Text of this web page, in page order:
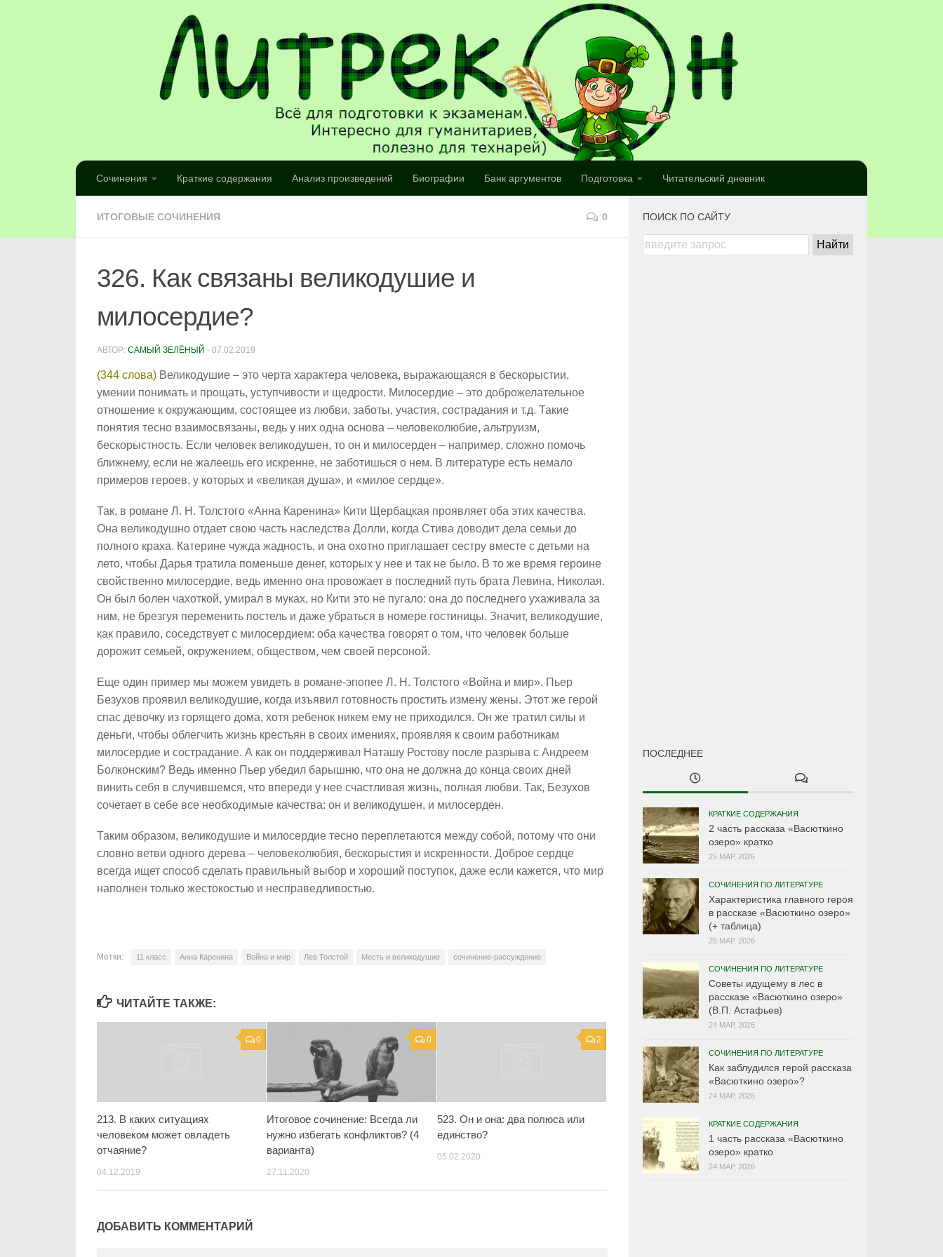
Сочинения Краткие содержания Анализ произведений Биографии Банк аргументов Подготовка Читательский дневник
ИТОГОВЫЕ СОЧИНЕНИЯ 0
326. Как связаны великодушие и
милосердие?
АВТОР: САМЫЙ ЗЕЛЁНЫЙ · 07.02.2019
(344 слова) Великодушие – это черта характера человека, выражающаяся в бескорыстии,
умении понимать и прощать, уступчивости и щедрости. Милосердие – это доброжелательное
отношение к окружающим, состоящее из любви, заботы, участия, сострадания и т.д. Такие
понятия тесно взаимосвязаны, ведь у них одна основа – человеколюбие, альтруизм,
бескорыстность. Если человек великодушен, то он и милосерден – например, сложно помочь
ближнему, если не жалеешь его искренне, не заботишься о нем. В литературе есть немало
примеров героев, у которых и «великая душа», и «милое сердце».
Так, в романе Л. Н. Толстого «Анна Каренина» Кити Щербацкая проявляет оба этих качества.
Она великодушно отдает свою часть наследства Долли, когда Стива доводит дела семьи до
полного краха. Катерине чужда жадность, и она охотно приглашает сестру вместе с детьми на
лето, чтобы Дарья тратила поменьше денег, которых у нее и так не было. В то же время героине
свойственно милосердие, ведь именно она провожает в последний путь брата Левина, Николая.
Он был болен чахоткой, умирал в муках, но Кити это не пугало: она до последнего ухаживала за
ним, не брезгуя переменить постель и даже убраться в номере гостиницы. Значит, великодушие,
как правило, соседствует с милосердием: оба качества говорят о том, что человек больше
дорожит семьей, окружением, обществом, чем своей персоной.
Еще один пример мы можем увидеть в романе-эпопее Л. Н. Толстого «Война и мир». Пьер
Безухов проявил великодушие, когда изъявил готовность простить измену жены. Этот же герой
спас девочку из горящего дома, хотя ребенок никем ему не приходился. Он же тратил силы и
деньги, чтобы облегчить жизнь крестьян в своих имениях, проявляя к своим работникам
милосердие и сострадание. А как он поддерживал Наташу Ростову после разрыва с Андреем
Болконским? Ведь именно Пьер убедил барышню, что она не должна до конца своих дней
винить себя в случившемся, что впереди у нее счастливая жизнь, полная любви. Так, Безухов
сочетает в себе все необходимые качества: он и великодушен, и милосерден.
Таким образом, великодушие и милосердие тесно переплетаются между собой, потому что они
словно ветви одного дерева – человеколюбия, бескорыстия и искренности. Доброе сердце
всегда ищет способ сделать правильный выбор и хороший поступок, даже если кажется, что мир
наполнен только жестокостью и несправедливостью.
Метки: 11 класс Анна Каренина Война и мир Лев Толстой Месть и великодушие сочинение-рассуждение
ЧИТАЙТЕ ТАКЖЕ:
0
213. В каких ситуациях
человеком может овладеть
отчаяние?
04.12.2019
0
Итоговое сочинение: Всегда ли
нужно избегать конфликтов? (4
варианта)
27.11.2020
2
523. Он и она: два полюса или
единство?
05.02.2020
ДОБАВИТЬ КОММЕНТАРИЙ
ПОИСК ПО САЙТУ
ПОСЛЕДНЕЕ
КРАТКИЕ СОДЕРЖАНИЯ
2 часть рассказа «Васюткино
озеро» кратко
25 МАР, 2026
СОЧИНЕНИЯ ПО ЛИТЕРАТУРЕ
Характеристика главного героя
в рассказе «Васюткино озеро»
(+ таблица)
25 МАР, 2026
СОЧИНЕНИЯ ПО ЛИТЕРАТУРЕ
Советы идущему в лес в
рассказе «Васюткино озеро»
(В.П. Астафьев)
24 МАР, 2026
СОЧИНЕНИЯ ПО ЛИТЕРАТУРЕ
Как заблудился герой рассказа
«Васюткино озеро»?
24 МАР, 2026
КРАТКИЕ СОДЕРЖАНИЯ
1 часть рассказа «Васюткино
озеро» кратко
24 МАР, 2026